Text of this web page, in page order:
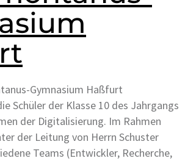
Gymnasium Haßfurt
Schüler der Klasse 10 des Jahrgangs
der Digitalisierung. Im Rahmen
der Leitung von Herrn Schuster
Teams (Entwickler, Recherche,